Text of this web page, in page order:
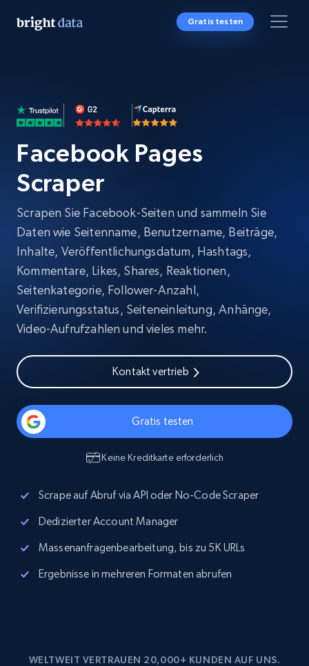
Gratis testen
Facebook Pages
Scraper
Scrapen Sie Facebook-Seiten und sammeln Sie
Daten wie Seitenname, Benutzername, Beiträge,
Inhalte, Veröffentlichungsdatum, Hashtags,
Kommentare, Likes, Shares, Reaktionen,
Seitenkategorie, Follower-Anzahl,
Verifizierungsstatus, Seiteneinleitung, Anhänge,
Video-Aufrufzahlen und vieles mehr.
Kontakt vertrieb
Gratis testen
Keine Kreditkarte erforderlich
Scrape auf Abruf via API oder No-Code Scraper
Dedizierter Account Manager
Massenanfragenbearbeitung, bis zu 5K URLs
Ergebnisse in mehreren Formaten abrufen
WELTWEIT VERTRAUEN 20,000+ KUNDEN AUF UNS.